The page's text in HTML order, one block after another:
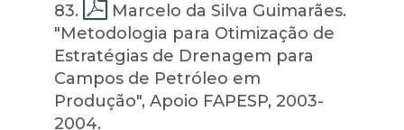
83.
Marcelo da Silva Guimarães.
"Metodologia para Otimização de
Estratégias de Drenagem para
Campos de Petróleo em
Produção", Apoio FAPESP, 2003-
2004.